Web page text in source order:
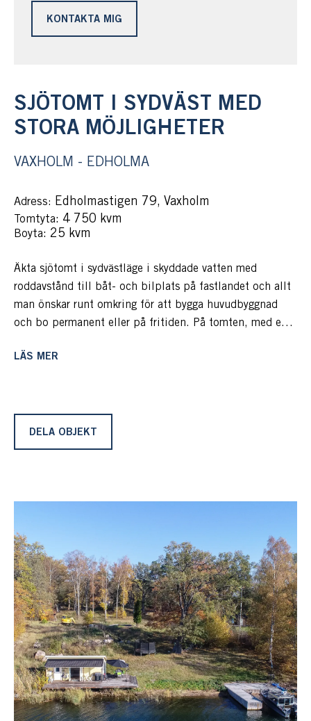
SJÖTOMT I SYDVÄST MED
STORA MÖJLIGHETER
VAXHOLM - EDHOLMA
Adress: Edholmastigen 79, Vaxholm
Tomtyta: 4 750 kvm
Boyta: 25 kvm
Äkta sjötomt i sydvästläge i skyddade vatten med
roddavstånd till båt- och bilplats på fastlandet och allt
man önskar runt omkring för att bygga huvudbyggnad
och bo permanent eller på fritiden. På tomten, med eget
stenkista, sandstrand och sjöstuga och används som
ett plan eller 90 m² per plan i två plan.
Vi befinner oss på vackra Edholma som omges av
bofasta och
med bil- och båtplats. Resan från ön, med båt och bil
till Stockholm tar cirka 35 minuter. Bussen från Östra
Station i Stockholm till bryggan går varje kvart .
Ön trafikeras med W-båt året runt från Waxholm. På ön
är sammanhållningen bra och här firar man midsommar
tillsammans. Simskola finns för barnen två veckor varje
sommar.
Närhet finns till allt man önskar och behöver och
Vaxholm ligger några distans bort med affär, krog, caféer,
systembolag. Mathem finns även som levererar mat till
LÄS MER
DELA OBJEKT
KONTAKTA MIG